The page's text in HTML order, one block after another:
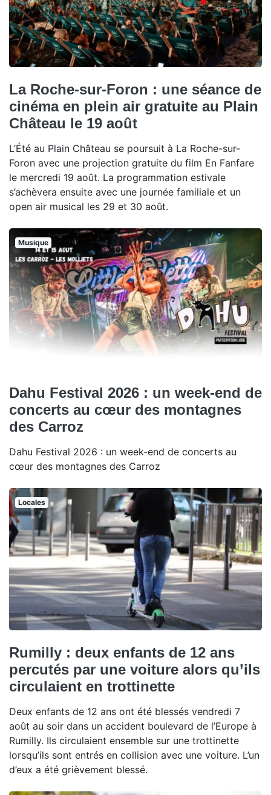
La Roche-sur-Foron : une séance de
cinéma en plein air gratuite au Plain
Château le 19 août
L’Été au Plain Château se poursuit à La Roche-sur-
Foron avec une projection gratuite du film En Fanfare
le mercredi 19 août. La programmation estivale
s’achèvera ensuite avec une journée familiale et un
open air musical les 29 et 30 août.
Musique
Dahu Festival 2026 : un week-end de
concerts au cœur des montagnes
des Carroz
Dahu Festival 2026 : un week-end de concerts au
cœur des montagnes des Carroz
Locales
Rumilly : deux enfants de 12 ans
percutés par une voiture alors qu’ils
circulaient en trottinette
Deux enfants de 12 ans ont été blessés vendredi 7
août au soir dans un accident boulevard de l’Europe à
Rumilly. Ils circulaient ensemble sur une trottinette
lorsqu’ils sont entrés en collision avec une voiture. L’un
d’eux a été grièvement blessé.